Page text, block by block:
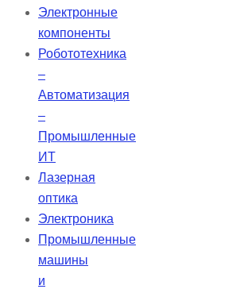
Электронные
компоненты
Робототехника
–
Автоматизация
–
Промышленные
ИТ
Лазерная
оптика
Электроника
Промышленные
машины
и